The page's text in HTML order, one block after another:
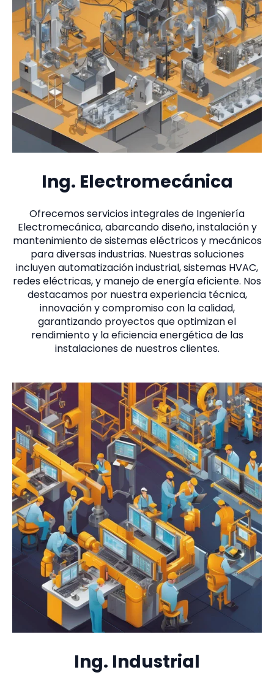
Ing. Electromecánica
Ofrecemos servicios integrales de Ingeniería
Electromecánica, abarcando diseño, instalación y
mantenimiento de sistemas eléctricos y mecánicos
para diversas industrias. Nuestras soluciones
incluyen automatización industrial, sistemas HVAC,
redes eléctricas, y manejo de energía eficiente. Nos
destacamos por nuestra experiencia técnica,
innovación y compromiso con la calidad,
garantizando proyectos que optimizan el
rendimiento y la eficiencia energética de las
instalaciones de nuestros clientes.
Ing. Industrial